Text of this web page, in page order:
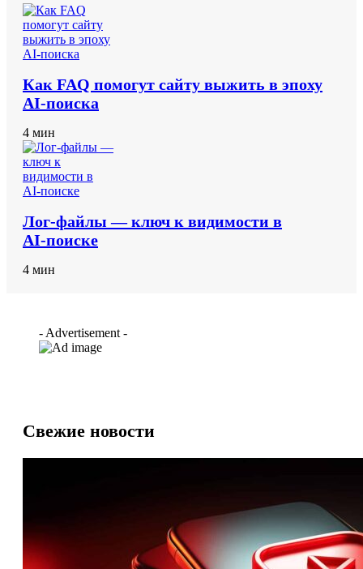
Как FAQ помогут сайту выжить в эпоху
AI-поиска
4 мин
Лог‑файлы — ключ к видимости в
AI‑поиске
4 мин
- Advertisement -
Свежие новости